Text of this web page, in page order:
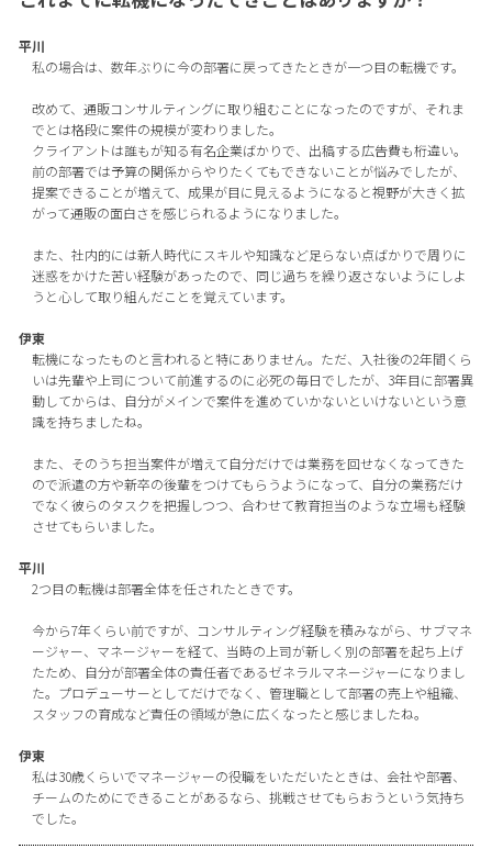
平川
私の場合は、数年ぶりに今の部署に戻ってきたときが一つ目の転機です。
改めて、通販コンサルティングに取り組むことになったのですが、それま
でとは格段に案件の規模が変わりました。
クライアントは誰もが知る有名企業ばかりで、出稿する広告費も桁違い。
前の部署では予算の関係からやりたくてもできないことが悩みでしたが、
提案できることが増えて、成果が目に見えるようになると視野が大きく拡
がって通販の面白さを感じられるようになりました。
また、社内的には新人時代にスキルや知識など足らない点ばかりで周りに
迷惑をかけた苦い経験があったので、同じ過ちを繰り返さないようにしよ
うと心して取り組んだことを覚えています。
伊東
転機になったものと言われると特にありません。ただ、入社後の2年間くら
いは先輩や上司について前進するのに必死の毎日でしたが、3年目に部署異
動してからは、自分がメインで案件を進めていかないといけないという意
識を持ちましたね。
また、そのうち担当案件が増えて自分だけでは業務を回せなくなってきた
ので派遣の方や新卒の後輩をつけてもらうようになって、自分の業務だけ
でなく彼らのタスクを把握しつつ、合わせて教育担当のような立場も経験
させてもらいました。
平川
2つ目の転機は部署全体を任されたときです。
今から7年くらい前ですが、コンサルティング経験を積みながら、サブマネ
ージャー、マネージャーを経て、当時の上司が新しく別の部署を起ち上げ
たため、自分が部署全体の責任者であるゼネラルマネージャーになりまし
た。プロデューサーとしてだけでなく、管理職として部署の売上や組織、
スタッフの育成など責任の領域が急に広くなったと感じましたね。
伊東
私は30歳くらいでマネージャーの役職をいただいたときは、会社や部署、
チームのためにできることがあるなら、挑戦させてもらおうという気持ち
でした。